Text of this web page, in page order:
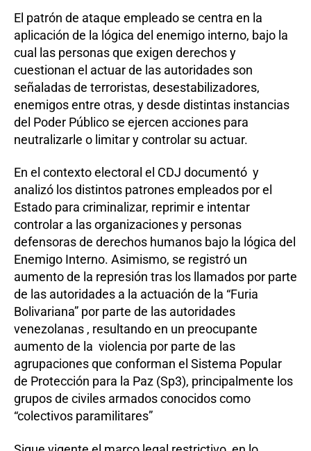
El patrón de ataque empleado se centra en la
aplicación de la lógica del enemigo interno, bajo la
cual las personas que exigen derechos y
cuestionan el actuar de las autoridades son
señaladas de terroristas, desestabilizadores,
enemigos entre otras, y desde distintas instancias
del Poder Público se ejercen acciones para
neutralizarle o limitar y controlar su actuar.
En el contexto electoral el CDJ documentó y
analizó los distintos patrones empleados por el
Estado para criminalizar, reprimir e intentar
controlar a las organizaciones y personas
defensoras de derechos humanos bajo la lógica del
Enemigo Interno. Asimismo, se registró un
aumento de la represión tras los llamados por parte
de las autoridades a la actuación de la “Furia
Bolivariana” por parte de las autoridades
venezolanas , resultando en un preocupante
aumento de la violencia por parte de las
agrupaciones que conforman el Sistema Popular
de Protección para la Paz (Sp3), principalmente los
grupos de civiles armados conocidos como
“colectivos paramilitares”